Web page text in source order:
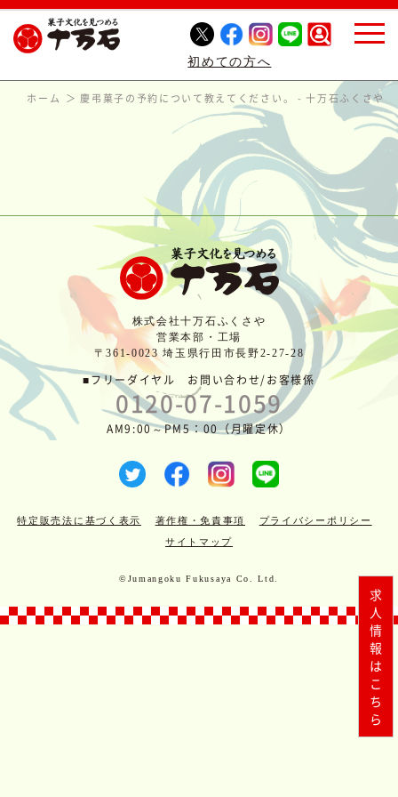
初めての方へ
ホーム 慶弔菓子の予約について教えてください。 - 十万石ふくさや
求人情報はこちら
株式会社十万石ふくさや
営業本部・工場
〒361-0023 埼玉県行田市長野2-27-28
■フリーダイヤル お問い合わせ/お客様係
0120-07-1059
AM9:00～PM5：00（月曜定休）
特定販売法に基づく表示 著作権・免責事項
プライバシーポリシー
サイトマップ
©Jumangoku Fukusaya Co. Ltd.